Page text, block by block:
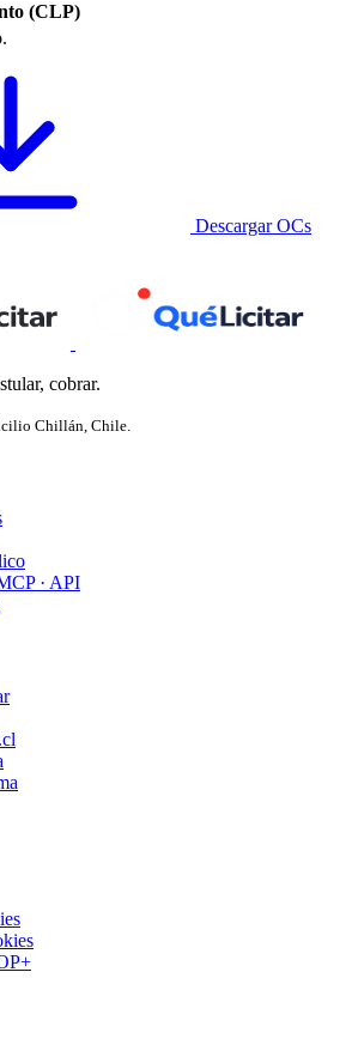
(CLP)
Descargar OCs
cobrar.
Chillán, Chile.
· API